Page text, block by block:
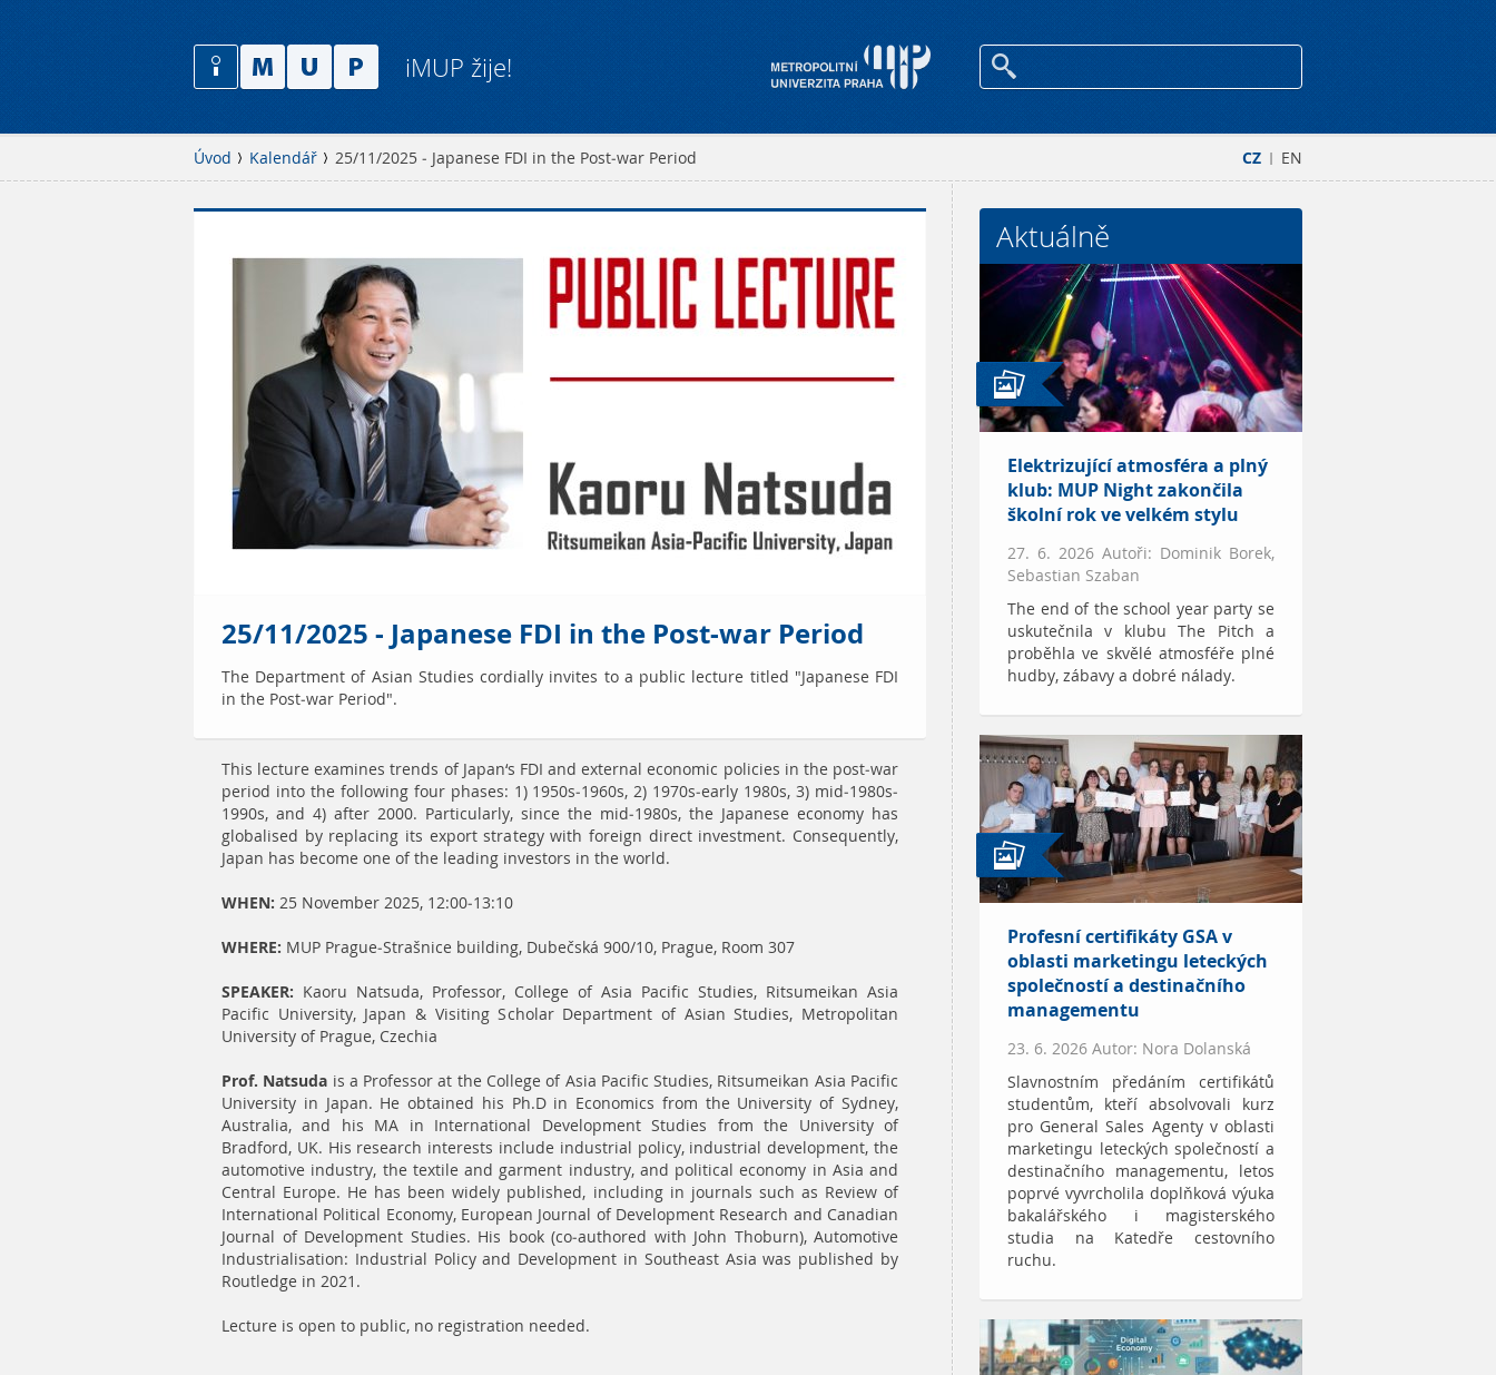
iMUP žije!
CZ | EN
Úvod Kalendář 25/11/2025 - Japanese FDI in the Post-war Period
25/11/2025 - Japanese FDI in the Post-war Period
The Department of Asian Studies cordially invites to a public lecture titled "Japanese FDI
in the Post-war Period".
This lecture examines trends of Japan‘s FDI and external economic policies in the post-war
period into the following four phases: 1) 1950s-1960s, 2) 1970s-early 1980s, 3) mid-1980s-
1990s, and 4) after 2000. Particularly, since the mid-1980s, the Japanese economy has
globalised by replacing its export strategy with foreign direct investment. Consequently,
Japan has become one of the leading investors in the world.
WHEN: 25 November 2025, 12:00-13:10
WHERE: MUP Prague-Strašnice building, Dubečská 900/10, Prague, Room 307
SPEAKER: Kaoru Natsuda, Professor, College of Asia Pacific Studies, Ritsumeikan Asia
Pacific University, Japan & Visiting Scholar Department of Asian Studies, Metropolitan
University of Prague, Czechia
Prof. Natsuda is a Professor at the College of Asia Pacific Studies, Ritsumeikan Asia Pacific
University in Japan. He obtained his Ph.D in Economics from the University of Sydney,
Australia, and his MA in International Development Studies from the University of
Bradford, UK. His research interests include industrial policy, industrial development, the
automotive industry, the textile and garment industry, and political economy in Asia and
Central Europe. He has been widely published, including in journals such as Review of
International Political Economy, European Journal of Development Research and Canadian
Journal of Development Studies. His book (co-authored with John Thoburn), Automotive
Industrialisation: Industrial Policy and Development in Southeast Asia was published by
Routledge in 2021.
Lecture is open to public, no registration needed.
Aktuálně
Elektrizující atmosféra a plný
klub: MUP Night zakončila
školní rok ve velkém stylu
27. 6. 2026 Autoři: Dominik Borek,
Sebastian Szaban
The end of the school year party se
uskutečnila v klubu The Pitch a
proběhla ve skvělé atmosféře plné
hudby, zábavy a dobré nálady.
Profesní certifikáty GSA v
oblasti marketingu leteckých
společností a destinačního
managementu
23. 6. 2026 Autor: Nora Dolanská
Slavnostním předáním certifikátů
studentům, kteří absolvovali kurz
pro General Sales Agenty v oblasti
marketingu leteckých společností a
destinačního managementu, letos
poprvé vyvrcholila doplňková výuka
bakalářského i magisterského
studia na Katedře cestovního
ruchu.